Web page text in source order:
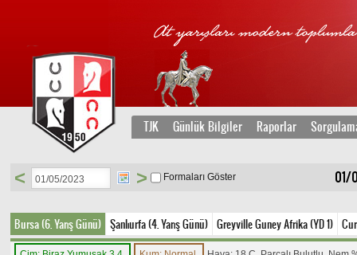
TJK Günlük Bilgiler Raporlar
01/
< > Formaları Göster
Bursa (6. Yarış Günü) Şanlıurfa (4. Yarış Günü) Greyville Guney Afrika (YD 1)